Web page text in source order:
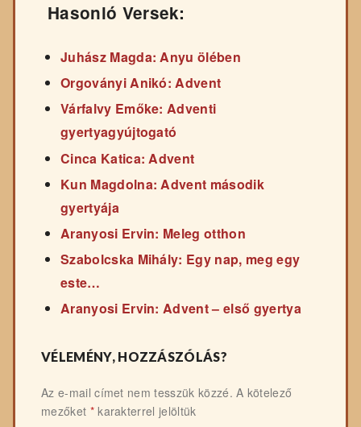
Hasonló Versek:
Juhász Magda: Anyu ölében
Orgoványi Anikó: Advent
Várfalvy Emőke: Adventi
gyertyagyújtogató
Cinca Katica: Advent
Kun Magdolna: Advent második
gyertyája
Aranyosi Ervin: Meleg otthon
Szabolcska Mihály: Egy nap, meg egy
este…
Aranyosi Ervin: Advent – első gyertya
VÉLEMÉNY, HOZZÁSZÓLÁS?
Az e-mail címet nem tesszük közzé. A kötelező
mezőket *karakterrel jelöltük